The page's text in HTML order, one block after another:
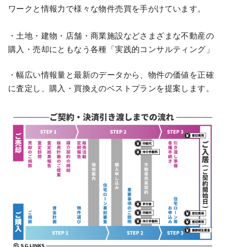
ワークと情報力で様々な物件売買を手がけています。
・土地・建物・店舗・商業施設などさまざまな不動産の
購入・売却にともなう各種「実践的コンサルティング」
・幅広い情報量と最新のデータから、物件の価値を正確
に査定し、購入・買換えのベストプランを提案します。